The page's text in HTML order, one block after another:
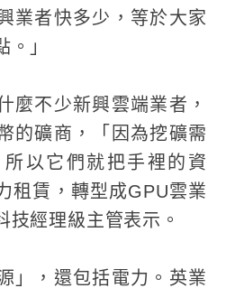
業者快多少，等於大家
」
麼不少新興雲端業者，
的礦商，「因為挖礦需
以它們就把手裡的資
租賃，轉型成GPU雲業
技經理級主管表示。
」，還包括電力。英業